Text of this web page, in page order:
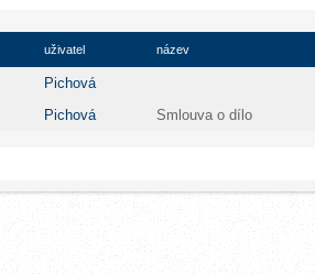
uživatel název
Pichová
Pichová Smlouva o dílo